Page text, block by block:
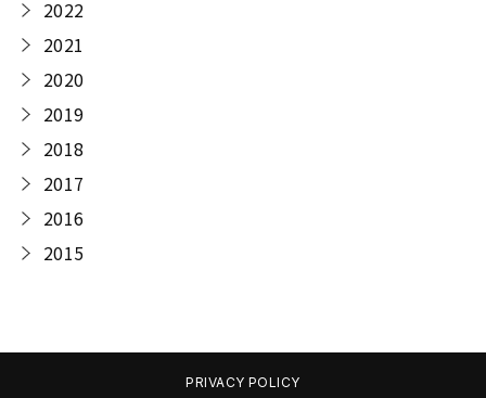
2022
2021
2020
2019
2018
2017
2016
2015
PRIVACY POLICY